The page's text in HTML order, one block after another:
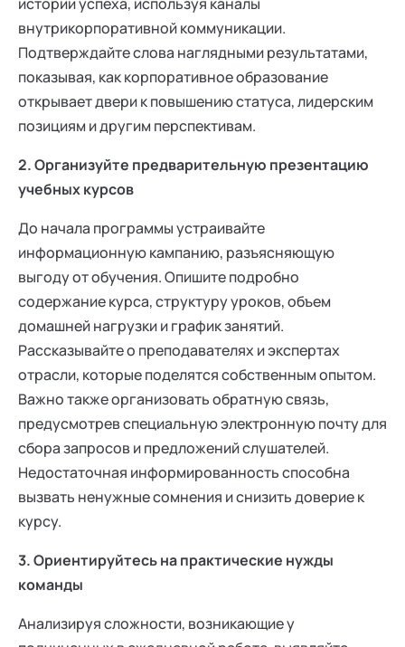
внутрикорпоративной коммуникации.
Подтверждайте слова наглядными результатами,
показывая, как корпоративное образование
открывает двери к повышению статуса, лидерским
позициям и другим перспективам.
2. Организуйте предварительную презентацию
учебных курсов
До начала программы устраивайте
информационную кампанию, разъясняющую
выгоду от обучения. Опишите подробно
содержание курса, структуру уроков, объем
домашней нагрузки и график занятий.
Рассказывайте о преподавателях и экспертах
отрасли, которые поделятся собственным опытом.
Важно также организовать обратную связь,
предусмотрев специальную электронную почту для
сбора запросов и предложений слушателей.
Недостаточная информированность способна
вызвать ненужные сомнения и снизить доверие к
курсу.
3. Ориентируйтесь на практические нужды
команды
Анализируя сложности, возникающие у